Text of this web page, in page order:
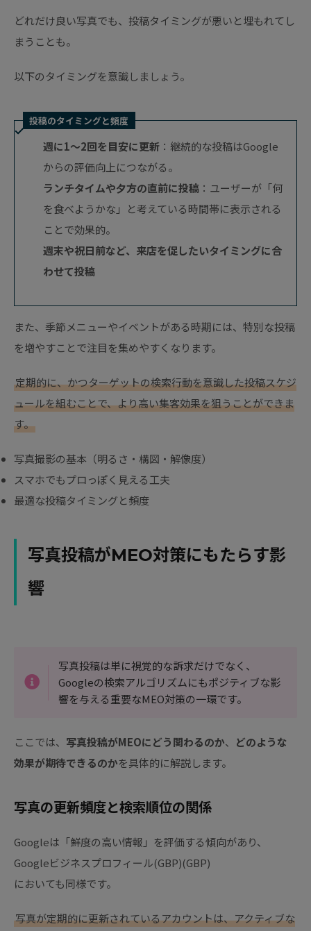
どれだけ良い写真でも、投稿タイミングが悪いと埋もれてし
まうことも。
以下のタイミングを意識しましょう。
投稿のタイミングと頻度
週に1〜2回を目安に更新 ：継続的な投稿はGoogle
からの評価向上につながる。
ランチタイムや夕方の直前に投稿 ：ユーザーが「何
を食べようかな」と考えている時間帯に表示される
ことで効果的。
週末や祝日前など、来店を促したいタイミングに合
わせて投稿
また、季節メニューやイベントがある時期には、特別な投稿
を増やすことで注目を集めやすくなります。
定期的に、かつターゲットの検索行動を意識した投稿スケジ
ュールを組むことで、より高い集客効果を狙うことができま
す。
写真撮影の基本（明るさ・構図・解像度）
スマホでもプロっぽく見える工夫
最適な投稿タイミングと頻度
写真投稿がMEO対策にもたらす影
響
写真投稿は単に視覚的な訴求だけでなく、
Googleの検索アルゴリズムにもポジティブな影
響を与える重要なMEO対策の一環です。
ここでは、 写真投稿がMEOにどう関わるのか、 どのような
効果が期待できるのかを具体的に解説します。
写真の更新頻度と検索順位の関係
Googleは「鮮度の高い情報」を評価する傾向があり、
Googleビジネスプロフィール(GBP)(GBP)
においても同様です。
写真が定期的に更新されているアカウントは、アクティブな